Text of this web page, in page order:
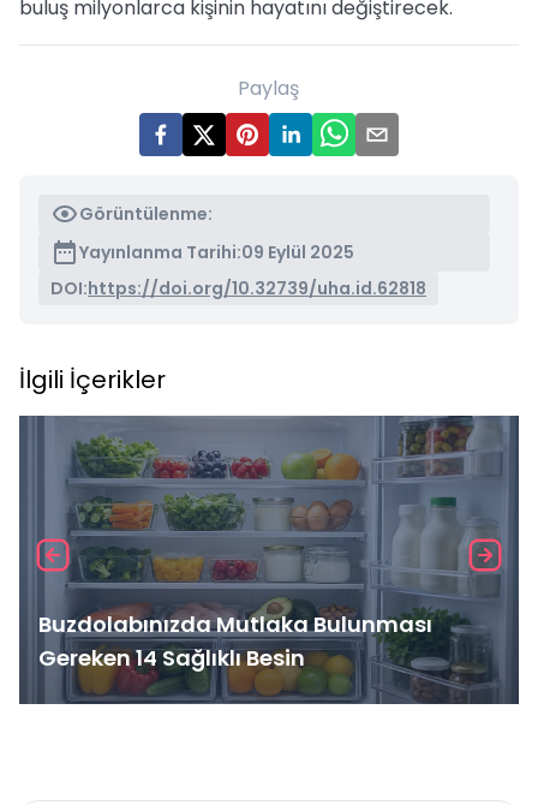
buluş milyonlarca kişinin hayatını değiştirecek.
Paylaş
Görüntülenme:
Yayınlanma Tarihi:09 Eylül 2025
DOI:https://doi.org/10.32739/uha.id.62818
İlgili İçerikler
Buzdolabınızda Mutlaka Bulunması
Gereken 14 Sağlıklı Besin